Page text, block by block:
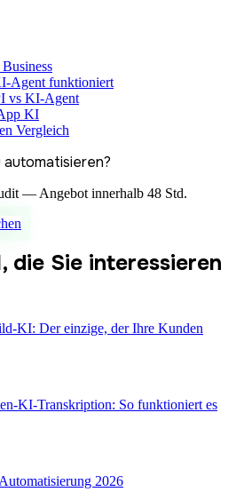
Agent funktioniert
vs KI-Agent
KI
Vergleich
automatisieren?
— Angebot innerhalb 48 Std.
die Sie interessieren
KI: Der einzige, der Ihre Kunden
KI-Transkription: So funktioniert es
2026